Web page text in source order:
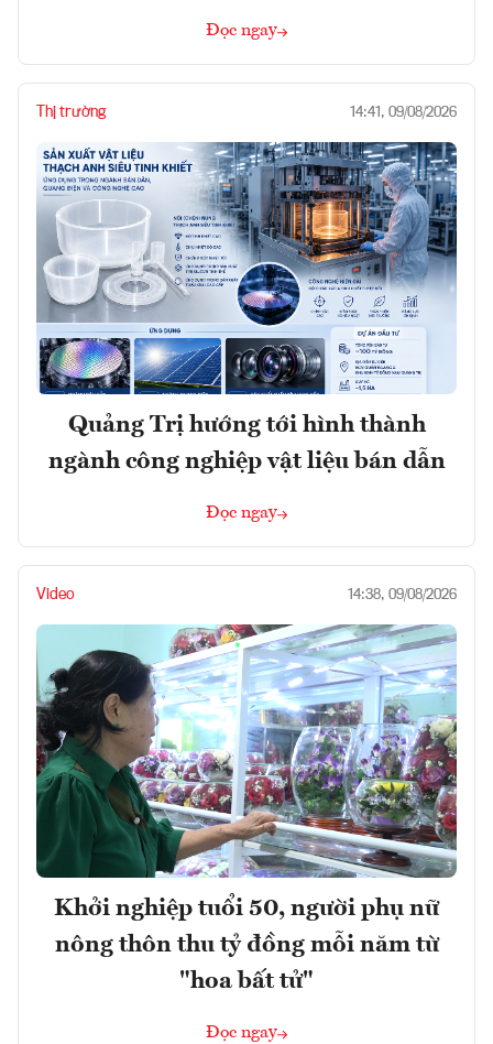
Đọc ngay
Thị trường 14:41, 09/08/2026
Quảng Trị hướng tới hình thành
ngành công nghiệp vật liệu bán dẫn
Đọc ngay
Video 14:38, 09/08/2026
Khởi nghiệp tuổi 50, người phụ nữ
nông thôn thu tỷ đồng mỗi năm từ
"hoa bất tử"
Đọc ngay